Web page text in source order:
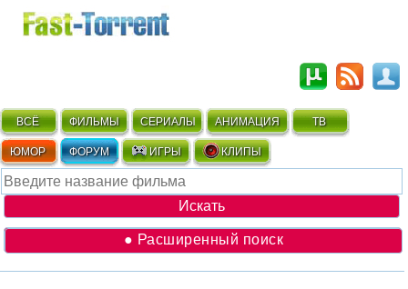
ВСЁ ФИЛЬМЫ СЕРИАЛЫ АНИМАЦИЯ ТВ
ЮМОР ФОРУМ ИГРЫ КЛИПЫ
● Расширенный поиск